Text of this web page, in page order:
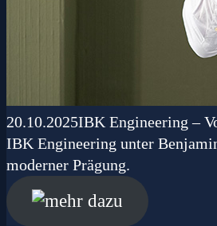
20.10.2025IBK Engineering –
IBK Engineering unter
moderner Prägung.